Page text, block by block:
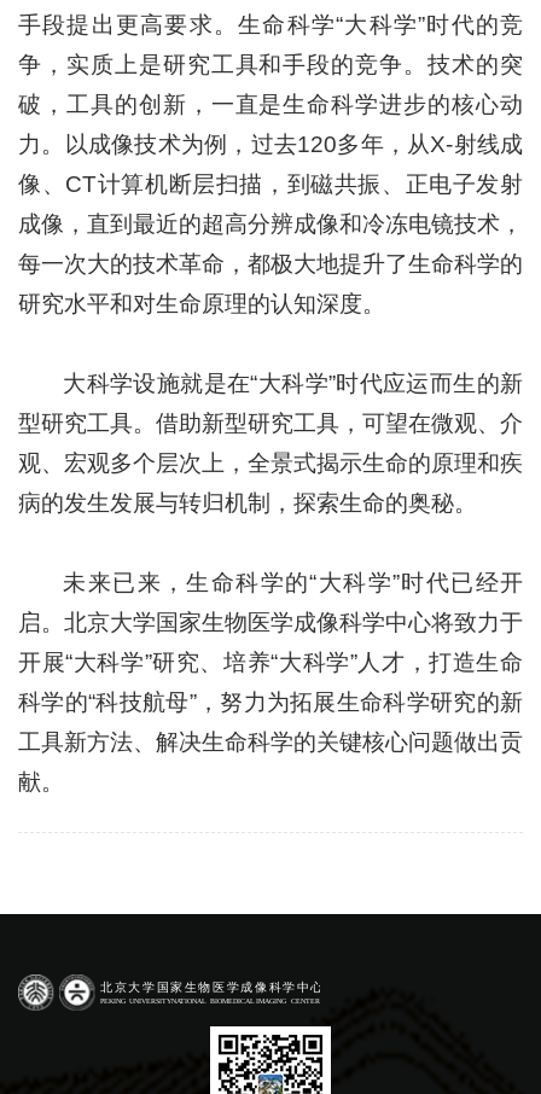
手段提出更高要求。生命科学“大科学”时代的竞
争，实质上是研究工具和手段的竞争。技术的突
破，工具的创新，一直是生命科学进步的核心动
力。以成像技术为例，过去120多年，从X-射线成
像、CT计算机断层扫描，到磁共振、正电子发射
成像，直到最近的超高分辨成像和冷冻电镜技术，
每一次大的技术革命，都极大地提升了生命科学的
研究水平和对生命原理的认知深度。
大科学设施就是在“大科学”时代应运而生的新
型研究工具。借助新型研究工具，可望在微观、介
观、宏观多个层次上，全景式揭示生命的原理和疾
病的发生发展与转归机制，探索生命的奥秘。
未来已来，生命科学的“大科学”时代已经开
启。北京大学国家生物医学成像科学中心将致力于
开展“大科学”研究、培养“大科学”人才，打造生命
科学的“科技航母”，努力为拓展生命科学研究的新
工具新方法、解决生命科学的关键核心问题做出贡
献。